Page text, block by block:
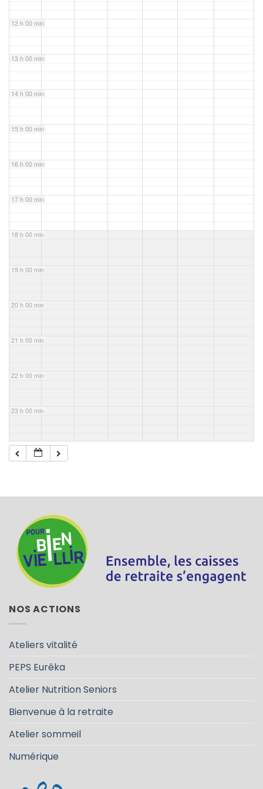
12 h 00 min
13 h 00 min
14 h 00 min
15 h 00 min
16 h 00 min
17 h 00 min
18 h 00 min
19 h 00 min
20 h 00 min
21 h 00 min
22 h 00 min
23 h 00 min
NOS ACTIONS
Ateliers vitalité
PEPS Eurêka
Atelier Nutrition Seniors
Bienvenue à la retraite
Atelier sommeil
Numérique